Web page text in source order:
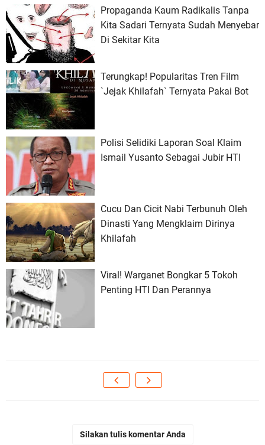
Propaganda Kaum Radikalis Tanpa
Kita Sadari Ternyata Sudah Menyebar
Di Sekitar Kita
Terungkap! Popularitas Tren Film
`Jejak Khilafah` Ternyata Pakai Bot
Polisi Selidiki Laporan Soal Klaim
Ismail Yusanto Sebagai Jubir HTI
Cucu Dan Cicit Nabi Terbunuh Oleh
Dinasti Yang Mengklaim Dirinya
Khilafah
Viral! Warganet Bongkar 5 Tokoh
Penting HTI Dan Perannya
Silakan tulis komentar Anda